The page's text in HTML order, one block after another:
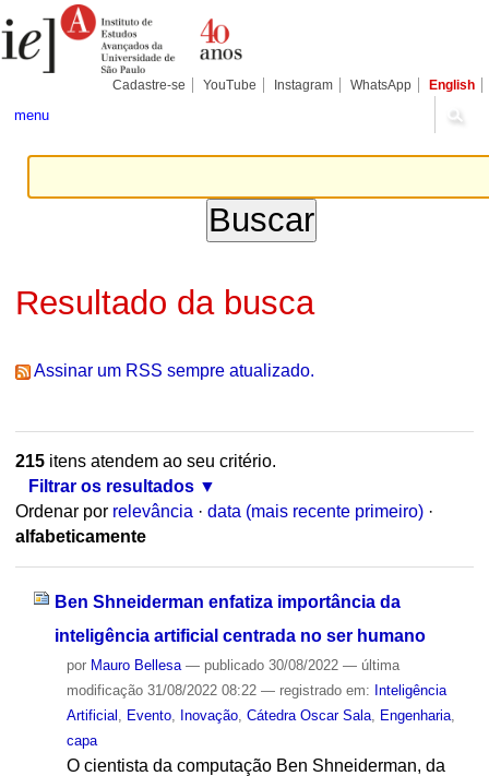
para
conteúdo.
Pessoais
Cadastre-se YouTube Instagram WhatsApp English
menu
Resultado da busca
Assinar um RSS sempre atualizado.
215itens atendem ao seu critério.
Filtrar os resultados
Ordenar por relevância · data (mais recente primeiro) ·
alfabeticamente
Ben Shneiderman enfatiza importância da
inteligência artificial centrada no ser humano
por Mauro Bellesa — publicado30/08/2022 — última
modificação31/08/2022 08:22 — registrado em: Inteligência
Artificial
Evento, Inovação, Cátedra Oscar Sala, Engenharia,
capa
O cientista da computação Ben Shneiderman, da